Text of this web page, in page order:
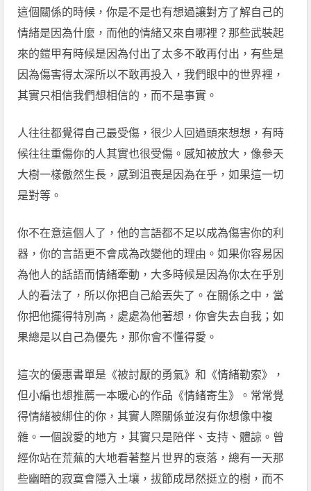
這個關係的時候，你是不是也有想過讓對方了解自己的
情緒是因為什麼，而他的情緒又來自哪裡？那些武裝起
來的鎧甲有時候是因為付出了太多不敢再付出，有些是
因為傷害得太深所以不敢再投入，我們眼中的世界裡，
其實只相信我們想相信的，而不是事實。
人往往都覺得自己最受傷，很少人回過頭來想想，有時
候往往重傷你的人其實也很受傷。感知被放大，像參天
大樹一樣傲然生長，感到沮喪是因為在乎，如果這一切
是對等。
你不在意這個人了，他的言語都不足以成為傷害你的利
器，你的言語更不會成為改變他的理由。如果你容易因
為他人的話語而情緒牽動，大多時候是因為你太在乎別
人的看法了，所以你把自己給丟失了。在關係之中，當
你把他擺得特別高，處處為他著想，你會失去自我；如
果總是以自己為優先，那你會不懂得愛。
這次的優惠書單是《被討厭的勇氣》和《情緒勒索》，
但小編也想推薦一本暖心的作品《情緒寄生》。常常覺
得情緒被綁住的你，其實人際關係並沒有你想像中複
雜。一個說愛的地方，其實只是陪伴、支持、體諒。曾
經你站在荒蕪的大地看著整片世界的衰落，總有一天那
些幽暗的寂寞會隱入土壤，拔節成昂然挺立的樹，而不